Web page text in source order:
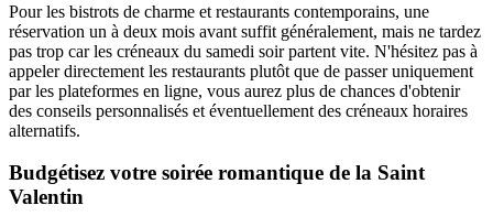
Pour les bistrots de charme et restaurants contemporains, une
réservation un à deux mois avant suffit généralement, mais ne tardez
pas trop car les créneaux du samedi soir partent vite. N'hésitez pas à
appeler directement les restaurants plutôt que de passer uniquement
par les plateformes en ligne, vous aurez plus de chances d'obtenir
des conseils personnalisés et éventuellement des créneaux horaires
alternatifs.
Budgétisez votre soirée romantique de la Saint
Valentin